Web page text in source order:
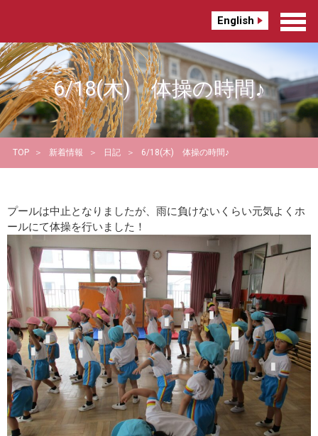
English
6/18(木) 体操の時間♪
TOP 新着情報 日記 6/18(木) 体操の時間♪
プールは中止となりましたが、雨に負けないくらい元気よくホ
ールにて体操を行いました！